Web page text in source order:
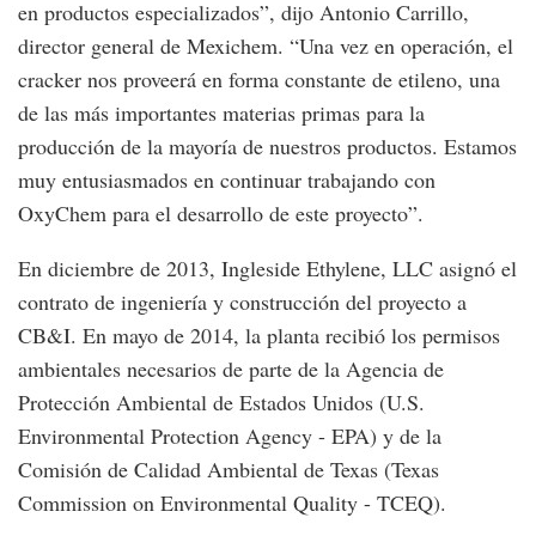
en productos especializados”, dijo Antonio Carrillo,
director general de Mexichem. “Una vez en operación, el
cracker nos proveerá en forma constante de etileno, una
de las más importantes materias primas para la
producción de la mayoría de nuestros productos. Estamos
muy entusiasmados en continuar trabajando con
OxyChem para el desarrollo de este proyecto”.
En diciembre de 2013, Ingleside Ethylene, LLC asignó el
contrato de ingeniería y construcción del proyecto a
CB&I. En mayo de 2014, la planta recibió los permisos
ambientales necesarios de parte de la Agencia de
Protección Ambiental de Estados Unidos (U.S.
Environmental Protection Agency - EPA) y de la
Comisión de Calidad Ambiental de Texas (Texas
Commission on Environmental Quality - TCEQ).